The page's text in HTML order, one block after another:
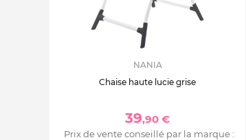
NANIA
Chaise haute lucie grise
39,90 €
Prix de vente conseillé par la marque :